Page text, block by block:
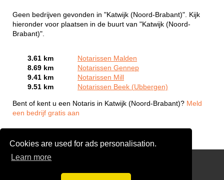
Cookies are used for ads personalisation.
Learn more
Geen bedrijven gevonden in "Katwijk (Noord-Brabant)". Kijk
hieronder voor plaatsen in de buurt van "Katwijk (Noord-
Brabant)".
3.61 km
Notarissen Malden
8.69 km
Notarissen Gennep
9.41 km
Notarissen Mill
9.51 km
Notarissen Beek (Ubbergen)
Bent of kent u een Notaris in Katwijk (Noord-Brabant)? Meld
een bedrijf gratis aan
Stoffeerder nodig?